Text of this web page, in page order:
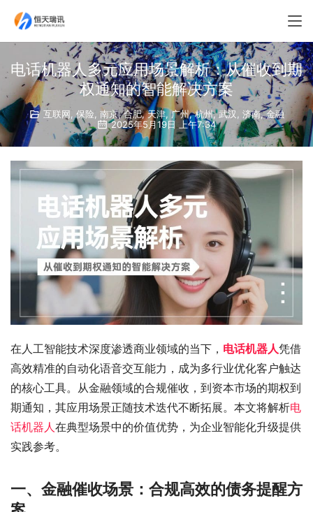
电话机器人多元应用场景解析：从催收到期
权通知的智能解决方案​
互联网, 保险 南京,合肥,天津,广州,杭州,武汉 济南,金融
2025年5月19日 上午7:34
在人工智能技术深度渗透商业领域的当下， 电话机器人凭借
高效精准的自动化语音交互能力，成为多行业优化客户触达
的核心工具。从金融领域的合规催收，到资本市场的期权到
期通知，其应用场景正随技术迭代不断拓展。本文将解析电
话机器人在典型场景中的价值优势，为企业智能化升级提供
实践参考。​
一、金融催收场景：合规高效的债务提醒方